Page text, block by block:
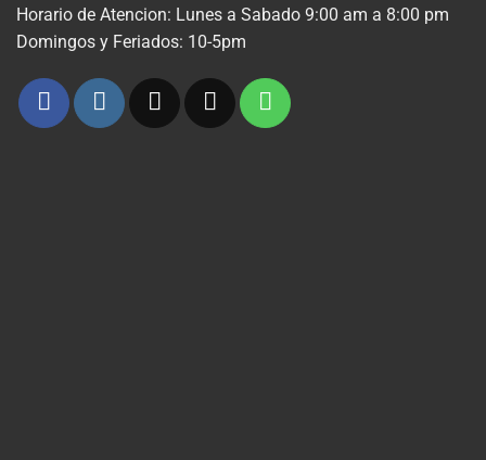
Horario de Atencion: Lunes a Sabado 9:00 am a 8:00 pm
Domingos y Feriados: 10-5pm